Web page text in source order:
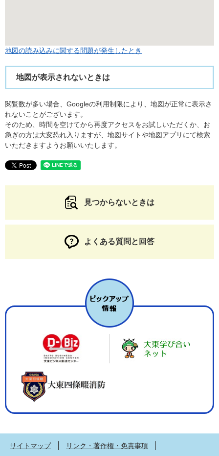
地図の読み込みに関する問題が発生したとき
地図が表示されないときは
閲覧数が多い場合、Googleの利用制限により、地図が正常に表示さ
れないことがございます。
そのため、時間を空けてから再度アクセスをお試しいただくか、お
急ぎの方は大変恐れ入りますが、地図サイトや地図アプリにて検索
いただきますようお願いいたします。
見つからないときは
よくある質問と回答
サイトマップ
リンク・著作権・免責事項